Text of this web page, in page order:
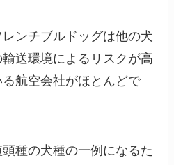
ンチブルドッグは他の犬
送環境によるリスクが高
航空会社がほとんどで
種の犬種の一例になるた